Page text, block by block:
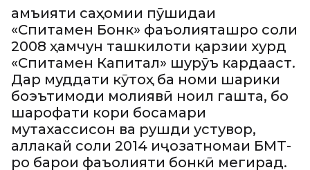
Ҷамъияти саҳомии пӯшидаи
«Спитамен Бонк» фаъолияташро соли
2008 ҳамчун ташкилоти қарзии хурд
«Спитамен Капитал» шурӯъ кардааст.
Дар муддати кӯтоҳ ба номи шарики
боэътимоди молиявӣ ноил гашта, бо
шарофати кори босамари
мутахассисон ва рушди устувор,
аллакай соли 2014 иҷозатномаи БМТ-
ро барои фаъолияти бонкӣ мегирад.